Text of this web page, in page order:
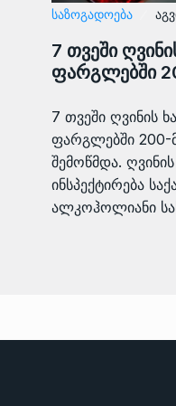
ᲡᲐᲖᲝᲒᲐᲓᲝᲔᲑᲐ
7 თვეში
ფარგლებში
7 თვეში ღვინის
ფარგლებში 200-
შემოწმდა.
ინსპექტირება
ალკოჰოლიანი